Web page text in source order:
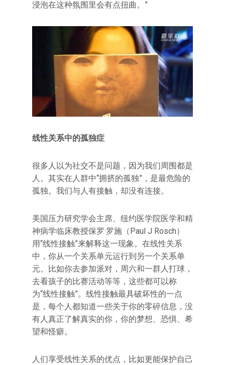
浸泡在这种氛围里会有点扭曲。”
线性关系中的孤独症
很多人以为社交不是问题，因为我们周围都是
人。其实在人群中“拥挤的孤独”，是最危险的
孤独。我们与人有接触，却没有连接。
美国压力研究学会主席、纽约医学院医学和精
神病学临床教授保罗·罗施（Paul J Rosch）
用“线性接触”来解释这一现象。在线性关系
中，你从一个关系单元运行到另一个关系单
元。比如你去参加派对，周六和一群人打球，
去看孩子的比赛活动等等，这些都可以称
为“线性接触”。线性接触最具破坏性的一点
是，每个人都知道一些关于你的零碎信息，没
有人真正了解真实的你，你的梦想、恐惧、希
望和怪癖。
人们享受线性关系的优点，比如更能保护自己